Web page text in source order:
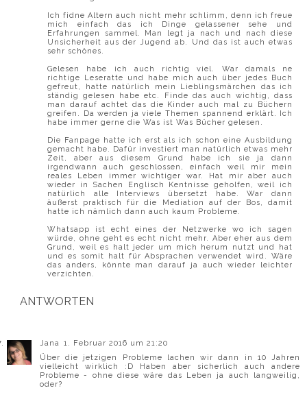
Ich fidne Altern auch nicht mehr schlimm, denn ich freue
mich einfach das ich Dinge gelassener sehe und
Erfahrungen sammel. Man legt ja nach und nach diese
Unsicherheit aus der Jugend ab. Und das ist auch etwas
sehr schönes.
Gelesen habe ich auch richtig viel. War damals ne
richtige Leseratte und habe mich auch über jedes Buch
gefreut, hatte natürlich mein Lieblingsmärchen das ich
ständig gelesen habe etc. Finde das auch wichtig, dass
man darauf achtet das die Kinder auch mal zu Büchern
greifen. Da werden ja viele Themen spannend erklärt. Ich
habe immer gerne die Was ist Was Bücher gelesen.
Die Fanpage hatte ich erst als ich schon eine Ausbildung
gemacht habe. Dafür investiert man natürlich etwas mehr
Zeit, aber aus diesem Grund habe ich sie ja dann
irgendwann auch geschlossen, einfach weil mir mein
reales Leben immer wichtiger war. Hat mir aber auch
wieder in Sachen Englisch Kentnisse geholfen, weil ich
natürlich alle Interviews übersetzt habe. War dann
äußerst praktisch für die Mediation auf der Bos, damit
hatte ich nämlich dann auch kaum Probleme.
Whatsapp ist echt eines der Netzwerke wo ich sagen
würde, ohne geht es echt nicht mehr. Aber eher aus dem
Grund, weil es halt jeder um mich herum nutzt und hat
und es somit halt für Absprachen verwendet wird. Wäre
das anders, könnte man darauf ja auch wieder leichter
verzichten.
ANTWORTEN
Jana 1. Februar 2016 um 21:20
Über die jetzigen Probleme lachen wir dann in 10 Jahren
vielleicht wirklich :D Haben aber sicherlich auch andere
Probleme - ohne diese wäre das Leben ja auch langweilig,
oder?